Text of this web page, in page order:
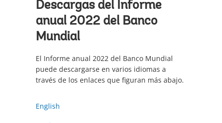
Descargas del Informe
anual 2022 del Banco
Mundial
El Informe anual 2022 del Banco Mundial
puede descargarse en varios idiomas a
través de los enlaces que figuran más abajo.
English